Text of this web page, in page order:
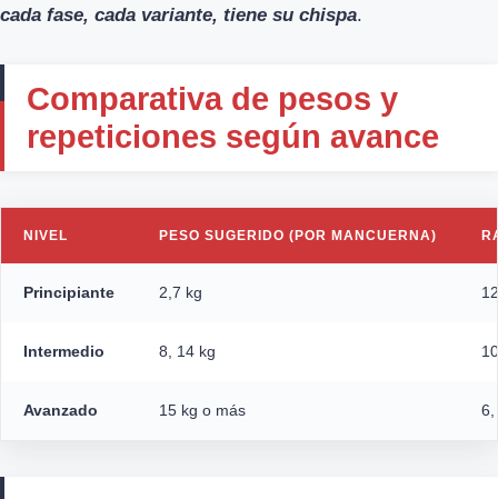
cada fase, cada variante, tiene su chispa.
Comparativa de pesos y
repeticiones según avance
NIVEL PESO SUGERIDO (POR MANCUERNA)
Principiante 2,7 kg
Intermedio 8, 14 kg
Avanzado 15 kg o más 6,